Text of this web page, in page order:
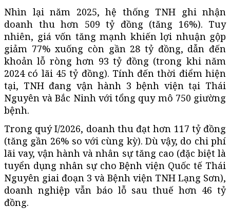
Nhìn lại năm 2025, hệ thống TNH ghi nhận
doanh thu hơn 509 tỷ đồng (tăng 16%). Tuy
nhiên, giá vốn tăng mạnh khiến lợi nhuận gộp
giảm 77% xuống còn gần 28 tỷ đồng, dẫn đến
khoản lỗ ròng hơn 93 tỷ đồng (trong khi năm
2024 có lãi 45 tỷ đồng). Tính đến thời điểm hiện
tại, TNH đang vận hành 3 bệnh viện tại Thái
Nguyên và Bắc Ninh với tổng quy mô 750 giường
bệnh.
Trong quý I/2026, doanh thu đạt hơn 117 tỷ đồng
(tăng gần 26% so với cùng kỳ). Dù vậy, do chi phí
lãi vay, vận hành và nhân sự tăng cao (đặc biệt là
tuyển dụng nhân sự cho Bệnh viện Quốc tế Thái
Nguyên giai đoạn 3 và Bệnh viện TNH Lạng Sơn),
doanh nghiệp vẫn báo lỗ sau thuế hơn 46 tỷ
đồng.